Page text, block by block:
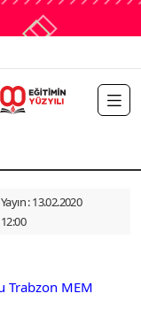
Yayın : 13.02.2020
12:00
Trabzon MEM